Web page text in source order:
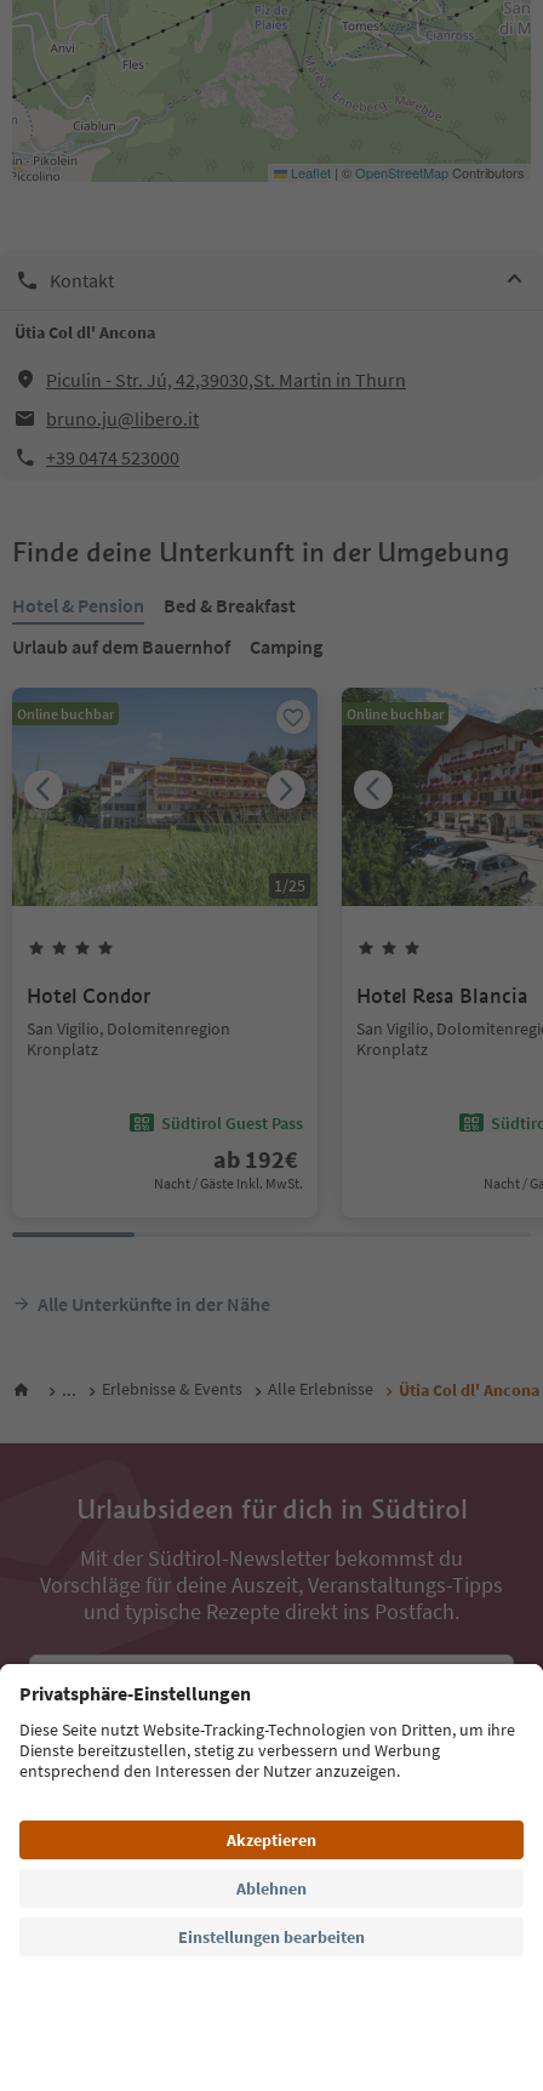
Leaflet | ©OpenStreetMapContributors
Kontakt
Ütia Col dl' Ancona
Piculin - Str. Jú, 42,39030,St. Martin in Thurn
bruno.ju@libero.it
+39 0474 523000
Finde deine Unterkunft in der Umgebung
Hotel & Pension
Bed & Breakfast
Urlaub auf dem Bauernhof
Camping
Online buchbar
1/25
Hotel Condor
San Vigilio, Dolomitenregion
Kronplatz
Südtirol Guest Pass
ab 192€
Nacht / Gäste Inkl. MwSt.
Online buchbar
Hotel Resa Blancia
San Vigilio,
Kronplatz
Nacht /
Alle Unterkünfte in der Nähe
... Erlebnisse & Events Alle Erlebnisse Ütia Col dl' Ancona
Urlaubsideen für dich in Südtirol
Mit der Südtirol-Newsletter bekommst du
Vorschläge für deine Auszeit, Veranstaltungs-Tipps
und typische Rezepte direkt ins Postfach.
E-Mail Adresse
Jetzt anmelden